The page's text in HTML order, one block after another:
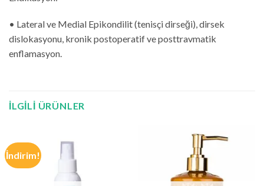
• Lateral ve Medial Epikondilit (tenisçi dirseği), dirsek
dislokasyonu, kronik postoperatif ve posttravmatik
enflamasyon.
İLGILI ÜRÜNLER
İndirim!